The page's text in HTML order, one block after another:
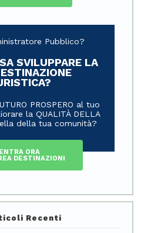
Pubblico?
SVILUPPARE LA
PROSPERO al tuo
la QUALITÀ DELLA
della tua comunità?
ENTRA ORA
DESTINAZIONI
Recenti